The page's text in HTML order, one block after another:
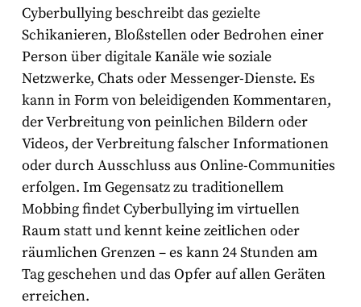
Cyberbullying beschreibt das gezielte
Schikanieren, Bloßstellen oder Bedrohen einer
Person über digitale Kanäle wie soziale
Netzwerke, Chats oder Messenger-Dienste. Es
kann in Form von beleidigenden Kommentaren,
der Verbreitung von peinlichen Bildern oder
Videos, der Verbreitung falscher Informationen
oder durch Ausschluss aus Online-Communities
erfolgen. Im Gegensatz zu traditionellem
Mobbing findet Cyberbullying im virtuellen
Raum statt und kennt keine zeitlichen oder
räumlichen Grenzen – es kann 24 Stunden am
Tag geschehen und das Opfer auf allen Geräten
erreichen.